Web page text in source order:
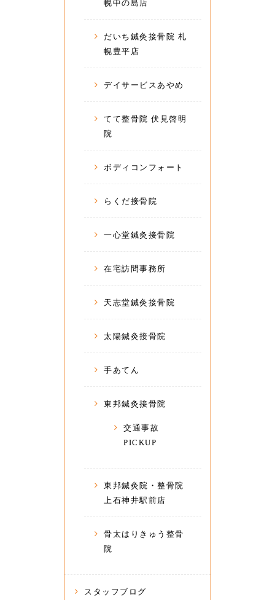
幌中の島店
だいち鍼灸接骨院 札
幌豊平店
デイサービスあやめ
てて整骨院 伏見啓明
院
ボディコンフォート
らくだ接骨院
一心堂鍼灸接骨院
在宅訪問事務所
天志堂鍼灸接骨院
太陽鍼灸接骨院
手あてん
東邦鍼灸接骨院
交通事故
PICKUP
東邦鍼灸院・整骨院
上石神井駅前店
骨太はりきゅう整骨
院
スタッフブログ